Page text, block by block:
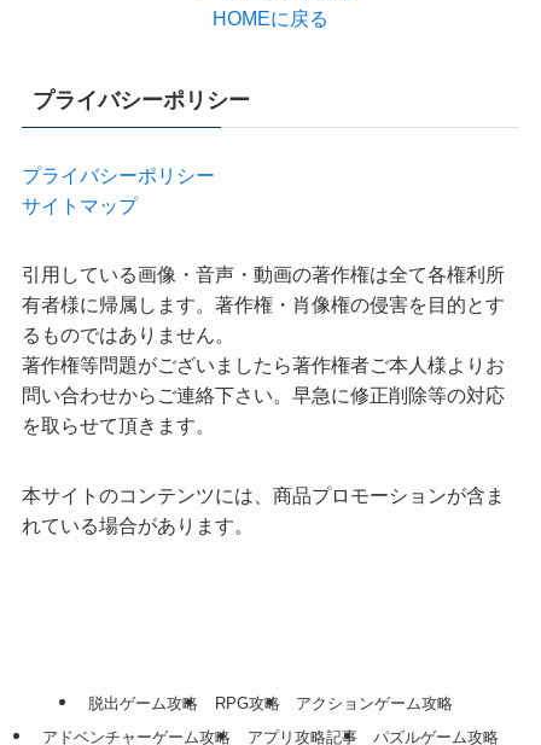
HOMEに戻る
プライバシーポリシー
プライバシーポリシー
サイトマップ
引用している画像・音声・動画の著作権は全て各権利所
有者様に帰属します。著作権・肖像権の侵害を目的とす
るものではありません。
著作権等問題がございましたら著作権者ご本人様よりお
問い合わせからご連絡下さい。早急に修正削除等の対応
を取らせて頂きます。
本サイトのコンテンツには、商品プロモーションが含ま
れている場合があります。
脱出ゲーム攻略 RPG攻略
アクションゲーム攻略
アドベンチャーゲーム攻略
アプリ攻略記事 パズルゲーム攻略